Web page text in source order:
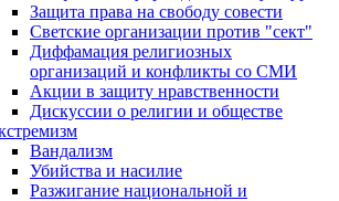
Защита права на свободу совести
Светские организации против "сект"
Диффамация религиозных
организаций и конфликты со СМИ
Акции в защиту нравственности
Дискуссии о религии и обществе
Вандализм
Убийства и насилие
Разжигание национальной и